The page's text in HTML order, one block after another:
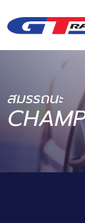
เกี่ยวกับ GT
ผลิตภัณฑ์
GT ใส่ใจยา
สมรรถนะ